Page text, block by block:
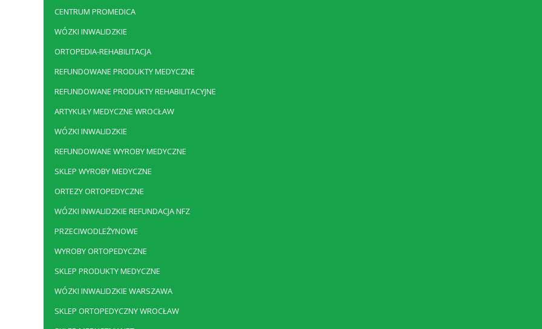
CENTRUM PROMEDICA
WÓZKI INWALIDZKIE
ORTOPEDIA-REHABILITACJA
REFUNDOWANE PRODUKTY MEDYCZNE
REFUNDOWANE PRODUKTY REHABILITACYJNE
ARTYKUŁY MEDYCZNE WROCŁAW
WÓZKI INWALIDZKIE
REFUNDOWANE WYROBY MEDYCZNE
SKLEP WYROBY MEDYCZNE
ORTEZY ORTOPEDYCZNE
WÓZKI INWALIDZKIE REFUNDACJA NFZ
PRZECIWODLEŻYNOWE
WYROBY ORTOPEDYCZNE
SKLEP PRODUKTY MEDYCZNE
WÓZKI INWALIDZKIE WARSZAWA
SKLEP ORTOPEDYCZNY WROCŁAW